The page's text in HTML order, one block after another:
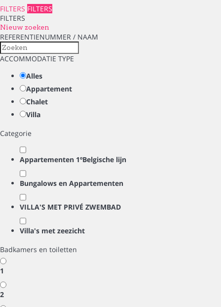
FILTERS FILTERS
FILTERS
Nieuw zoeken
REFERENTIENUMMER / NAAM
ACCOMMODATIE TYPE
Alles
Appartement
Chalet
Villa
Categorie
Appartementen 1ºBelgische lijn
Bungalows en Appartementen
VILLA'S MET PRIVÉ ZWEMBAD
Villa's met zeezicht
Badkamers en toiletten
1
2